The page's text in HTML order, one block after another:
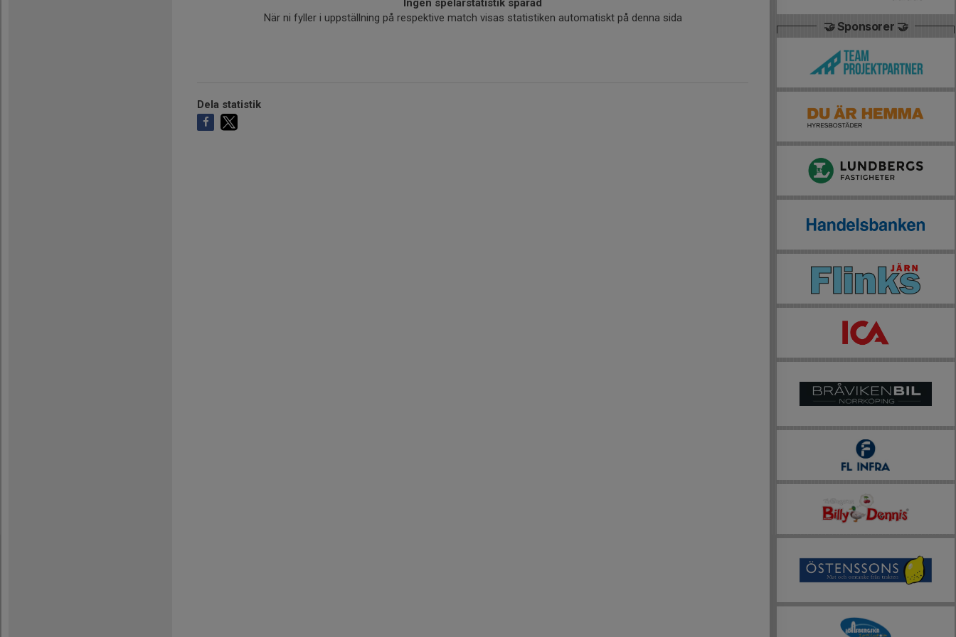
Ingen spelarstatistik sparad
När ni fyller i uppställning på respektive match visas statistiken automatiskt på denna sida
Dela statistik
🤝 Sponsorer 🤝